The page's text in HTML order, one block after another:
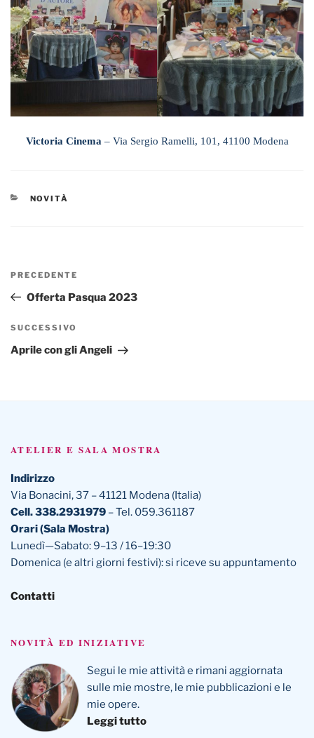
Victoria Cinema – Via Sergio Ramelli, 101, 41100 Modena
CATEGORIE
NOVITÀ
Articolo
precedente:
PRECEDENTE
Offerta Pasqua 2023
Articolo
successivo
SUCCESSIVO
Aprile con gli Angeli
ATELIER E SALA MOSTRA
Indirizzo
Via Bonacini, 37 – 41121 Modena (Italia)
Cell. 338.2931979 – Tel. 059.361187
Orari (Sala Mostra)
Lunedì—Sabato: 9–13 / 16–19:30
Domenica (e altri giorni festivi): si riceve su appuntamento
Contatti
NOVITÀ ED INIZIATIVE
Segui le mie attività e rimani aggiornata
sulle mie mostre, le mie pubblicazioni e le
mie opere.
Leggi tutto